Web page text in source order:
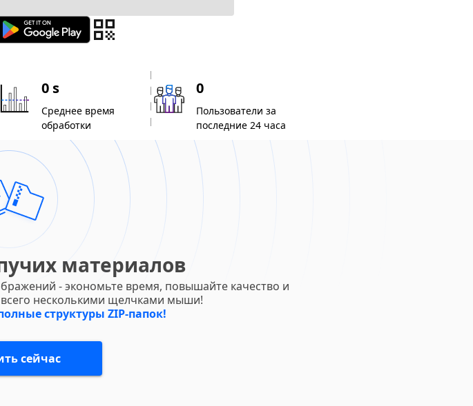
0 s
Среднее время
обработки
0
Пользователи за
последние 24 часа
материалов
- экономьте время, повышайте качество и
несколькими щелчками мыши!
структуры ZIP-папок!
сейчас